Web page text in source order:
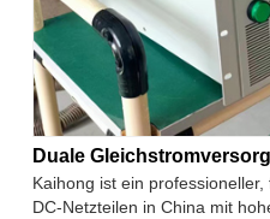
Duale
Kaihong ist ein
DC-Netzteilen in China mit